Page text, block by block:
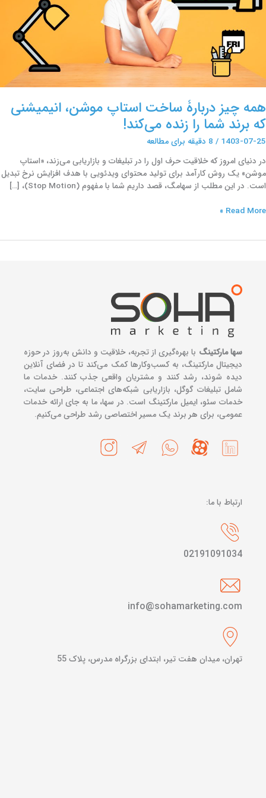
همه چیز دربارۀ ساخت استاپ موشن، انیمیشنی
که برند شما را زنده می‌کند!
1403-07-25
/ 8 دقیقه برای مطالعه
در دنیای امروز که خلاقیت حرف اول را در تبلیغات و بازاریابی می‌زند، «استاپ
موشن» یک روش کارآمد برای تولید محتوای ویدئویی با هدف افزایش نرخ تبدیل
است. در این مطلب از سهامگ، قصد داریم شما با مفهوم (Stop‌ Motion)، […]
برند
می‌کند!
Read More »
سها مارکتینگ با بهره‌گیری از تجربه، خلاقیت و دانش به‌روز در حوزه
دیجیتال مارکتینگ، به کسب‌وکارها کمک می‌کند تا در فضای آنلاین
دیده شوند، رشد کنند و مشتریان واقعی جذب کنند. خدمات ما
شامل تبلیغات گوگل، بازاریابی شبکه‌های اجتماعی، طراحی سایت،
خدمات سئو، ایمیل مارکتینگ است. در سها، ما به جای ارائه خدمات
عمومی، برای هر برند یک مسیر اختصاصی رشد طراحی می‌کنیم.
ارتباط با ما:
02191091034
info@sohamarketing.com
تهران، میدان هفت تیر، ابتدای بزرگراه مدرس، پلاک 55